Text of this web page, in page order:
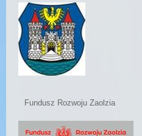
Fundusz Rozwoju Zaolzia